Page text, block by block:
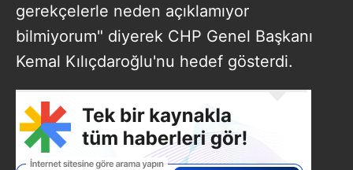
gerekçelerle neden açıklamıyor
bilmiyorum" diyerek CHP Genel Başkanı
Kemal Kılıçdaroğlu'nu hedef gösterdi.